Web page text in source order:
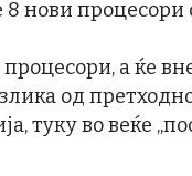
8 нови
а ќе
од
туку во веќе